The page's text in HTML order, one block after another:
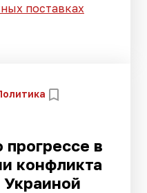
поставках
прогрессе в
конфликта